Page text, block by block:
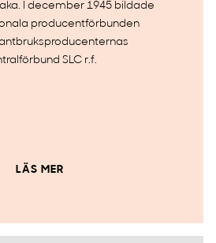
I december 1945 bildade
producentförbunden
SLC r.f.
LÄS MER